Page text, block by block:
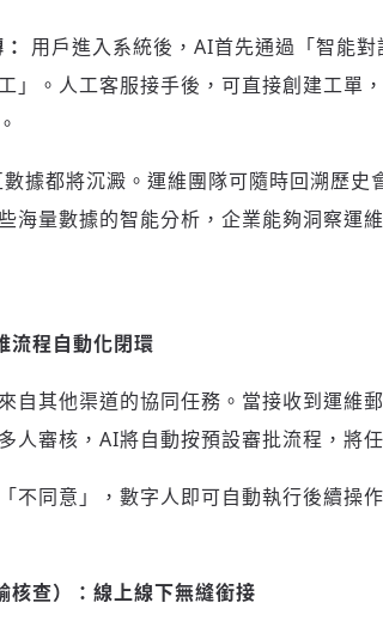
歡迎您加入《旭時報》
Email 驗證碼
請輸入發送到的驗證碼
用戶進入系統後，AI首先通過「智能
」。人工客服接手後，可直接創建工單
據都將沉澱。運維團隊可隨時回溯歷史
海量數據的智能分析，企業能夠洞察運
流程自動化閉環
自其他渠道的協同任務。當接收到運維
人審核，AI將自動按預設審批流程，將
不同意」，數字人即可自動執行後續操
核查）：線上線下無縫銜接